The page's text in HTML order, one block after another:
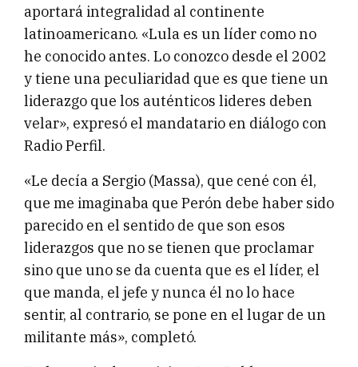
aportará integralidad al continente
latinoamericano. «Lula es un líder como no
he conocido antes. Lo conozco desde el 2002
y tiene una peculiaridad que es que tiene un
liderazgo que los auténticos lideres deben
velar», expresó el mandatario en diálogo con
Radio Perfil.
«Le decía a Sergio (Massa), que cené con él,
que me imaginaba que Perón debe haber sido
parecido en el sentido de que son esos
liderazgos que no se tienen que proclamar
sino que uno se da cuenta que es el líder, el
que manda, el jefe y nunca él no lo hace
sentir, al contrario, se pone en el lugar de un
militante más», completó.